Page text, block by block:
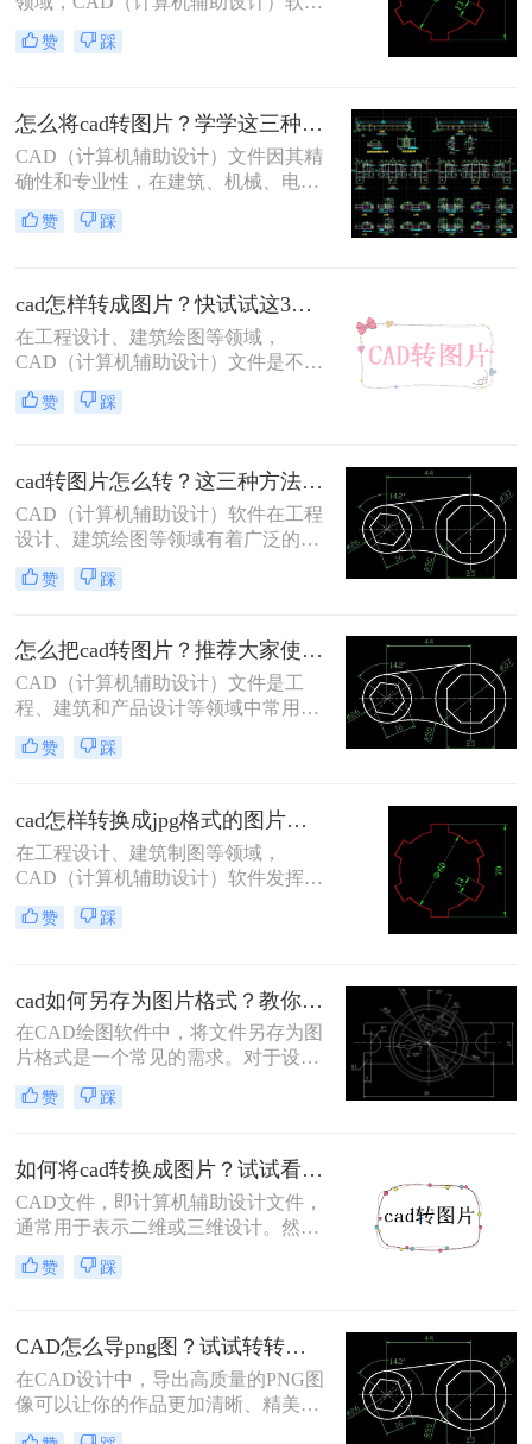
简单。本文将指导你cad怎么转清晰的
图片。
是不可或缺的工具。然而，在某些情
况下，我们可能需要将CAD图纸转换
CAD软件的设备上查看。那么cad怎
么转jpg图片格式呢？本文将详细介绍
几种将CAD图纸转换为JPG图片格式
赞 踩
怎么将cad转图片？学学这三种方法吧!
CAD（计算机辅助设计）文件因其精
确性和专业性，在建筑、机械、电子
等领域被广泛应用。然而，有时候我
们需要在非CAD环境中展示或分享这
本文将为您介绍几种常用的CAD转图
片的方法
赞 踩
cad怎样转成图片？快试试这3个方法！一学就会！
在工程设计、建筑绘图等领域，
CAD（计算机辅助设计）文件是不可
或缺的。然而，有时我们需要将CAD
文件转换为图片格式，以便于分享、
本文将详细介绍几种将CAD文件转换
为图片的方法。
赞 踩
cad转图片怎么转？这三种方法用起来！
CAD（计算机辅助设计）软件在工程
设计、建筑绘图等领域有着广泛的应
用。然而，有时我们需要将CAD图纸
转换为图片格式以便于分享、打印或
转呢？本文将介绍几种CAD转图片的
常用方法，帮助你轻松完成转换任
务。
赞 踩
怎么把cad转图片？推荐大家使用这三种方法！
CAD（计算机辅助设计）文件是工
程、建筑和产品设计等领域中常用的
文件格式，但有时候我们可能需要将
CAD文件转换为图片格式，以便于分
上进行操作。那么怎么把CAD转图片
呢？本文将介绍几种将CAD文件转换
为图片的方法。
赞 踩
cad怎样转换成jpg格式的图片？教你三招轻松搞定！
在工程设计、建筑制图等领域，
CAD（计算机辅助设计）软件发挥着
至关重要的作用。然而，有时我们需
要将CAD图纸转换为JPG格式的图
格式的图片呢？本文将介绍三种实用
的方法，帮助你将CAD图纸轻松转换
为JPG格式的图片。
赞 踩
cad如何另存为图片格式？教你两个方法！
在CAD绘图软件中，将文件另存为图
片格式是一个常见的需求。对于设计
师和工程师而言，将CAD文件转化为
图片可以方便地共享和展示作品。本
格式方法。
赞 踩
如何将cad转换成图片？试试看这三个方法！
CAD文件，即计算机辅助设计文件，
通常用于表示二维或三维设计。然
而，有时我们需要将这些设计转换成
图片格式，以便更方便地分享或展
么如何将cad转换成图片呢？下面我们
将详细介绍几种常见的方法。
赞 踩
CAD怎么导png图？试试转转大师这两种转换方式！
在CAD设计中，导出高质量的PNG图
像可以让你的作品更加清晰、精美，
并且适用于各种平台和应用场景。本